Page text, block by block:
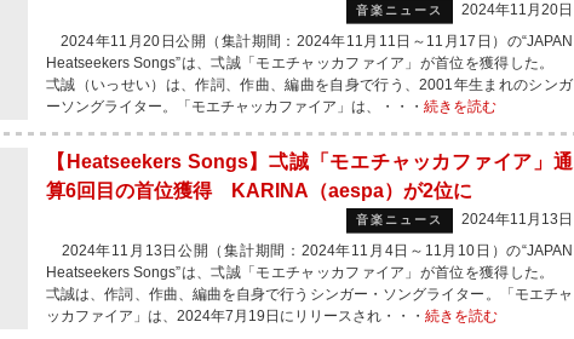
音楽ニュース
2024年11月20日
2024年11月20日公開（集計期間：2024年11月11日～11月17日）の“JAPAN
Heatseekers Songs”は、弌誠「モエチャッカファイア」が首位を獲得した。
弌誠（いっせい）は、作詞、作曲、編曲を自身で行う、2001年生まれのシンガ
ーソングライター。「モエチャッカファイア」は、・・・ 続きを読む
【Heatseekers Songs】弌誠「モエチャッカファイア」通
算6回目の首位獲得 KARINA（aespa）が2位に
音楽ニュース
2024年11月13日
2024年11月13日公開（集計期間：2024年11月4日～11月10日）の“JAPAN
Heatseekers Songs”は、弌誠「モエチャッカファイア」が首位を獲得した。
弌誠は、作詞、作曲、編曲を自身で行うシンガー・ソングライター。「モエチャ
ッカファイア」は、2024年7月19日にリリースされ・・・ 続きを読む